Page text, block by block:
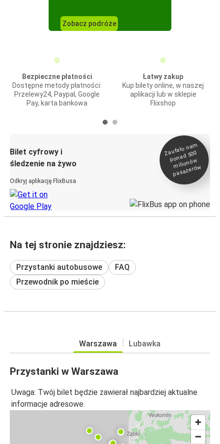
Zobacz podróże
Bezpieczne płatności
Dostępne metody płatności:
Przelewy24, Paypal, Google
Pay, karta bankowa
Łatwy zakup
Kup bilety online, w naszej
aplikacji lub w sklepie
Flixshop
Bilet cyfrowy i
śledzenie na żywo
Odkryj aplikację FlixBusa
Zaufało na
m
ponad 500
milionó
w
pasażeró
w
Na tej stronie znajdziesz:
Przystanki autobusowe
FAQ
Przewodnik po mieście
Warszawa Lubawka
Przystanki w Warszawa
Uwaga: Twój bilet będzie zawierał najbardziej aktualne
informacje adresowe.